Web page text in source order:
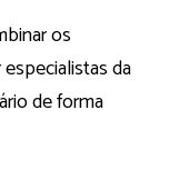
os
da
de forma